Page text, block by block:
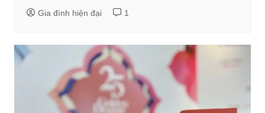
Gia đình hiện đại 1